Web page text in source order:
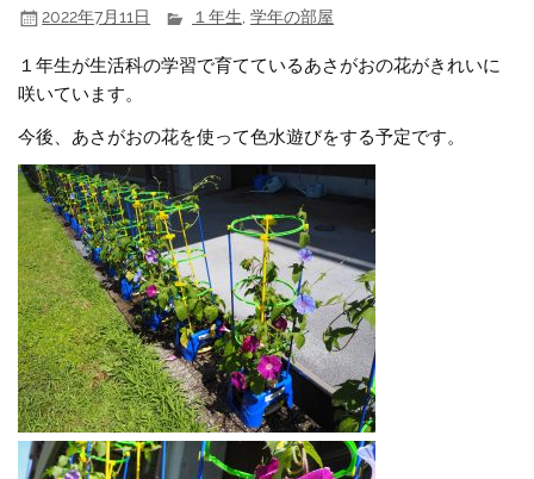
2022年7月11日 １年生,学年の部屋
１年生が生活科の学習で育てているあさがおの花がきれいに
咲いています。
今後、あさがおの花を使って色水遊びをする予定です。